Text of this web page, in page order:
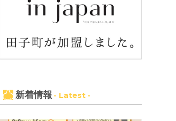
新着情報 - Latest -